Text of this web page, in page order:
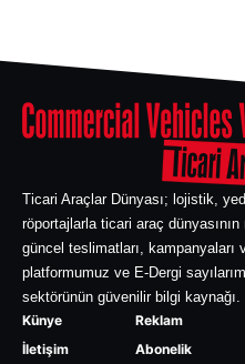
Ticari Araçlar Dünyası; lojistik,
röportajlarla ticari araç
güncel teslimatları, kampanyaları
platformumuz ve E-Dergi
sektörünün güvenilir bilgi kaynağı.
Künye
İletişim
Reklam
Abonelik